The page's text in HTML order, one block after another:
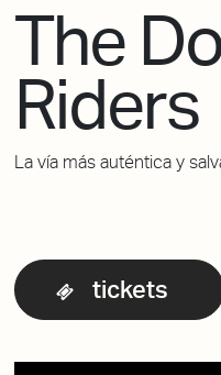
The
Riders
La vía más auténtica y
tickets